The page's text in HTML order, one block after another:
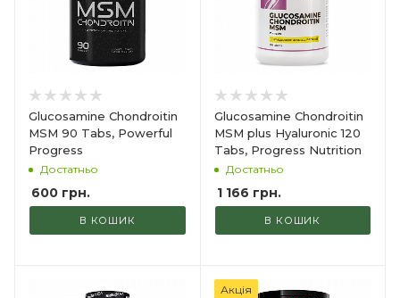
Glucosamine Chondroitin
MSM 90 Tabs, Powerful
Progress
Достатньо
600 грн.
В КОШИК
Glucosamine Chondroitin
MSM plus Hyaluronic 120
Tabs, Progress Nutrition
Достатньо
1 166 грн.
В КОШИК
Акція